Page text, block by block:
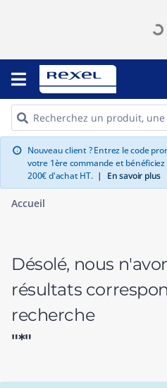
info Nouveau client ? Entrez le code
votre 1ère commande et
200€ d'achat HT. | En savoir plus
Accueil
Désolé, nous
résultats
recherche
"*"